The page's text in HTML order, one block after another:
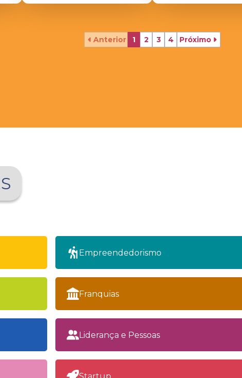
Anterior 1 2 3 4 Próximo
Empreendedorismo
Franquias
Liderança e Pessoas
Startup